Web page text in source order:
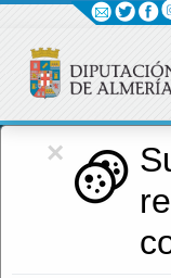
×
Red
de